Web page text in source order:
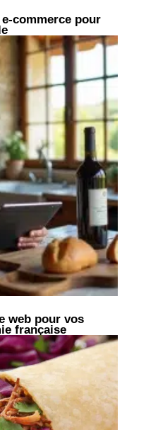
commerce pour
web pour vos
française